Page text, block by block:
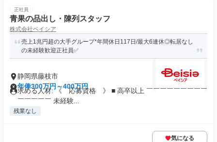
正社員
青果の品出し・陳列スタッフ
株式会社ベイシア
売上1兆円超の大手グループ*年間休日117日/最大6連休◎転居なし
の未経験歓迎正社員✅️
静岡県藤枝市
年俸300万円～400万円
求める人材: 《 応募資格 》 ■ 高卒以上 ￣￣￣￣￣￣￣￣￣
￣￣￣￣￣ 未経験...
残業なし
気になる